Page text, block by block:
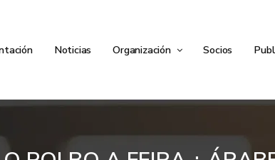
Noticias Organización Socios